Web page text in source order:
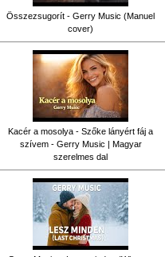
Összezsugorít - Gerry Music (Manuel
cover)
Kacér a mosolya - Szőke lányért fáj a
szívem - Gerry Music | Magyar
szerelmes dal